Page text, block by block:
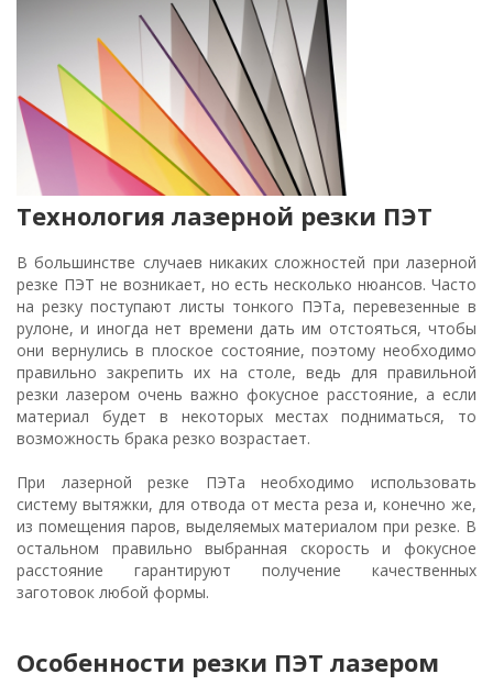
Технология лазерной резки ПЭТ
В большинстве случаев никаких сложностей при лазерной
резке ПЭТ не возникает, но есть несколько нюансов. Часто
на резку поступают листы тонкого ПЭТа, перевезенные в
рулоне, и иногда нет времени дать им отстояться, чтобы
они вернулись в плоское состояние, поэтому необходимо
правильно закрепить их на столе, ведь для правильной
резки лазером очень важно фокусное расстояние, а если
материал будет в некоторых местах подниматься, то
возможность брака резко возрастает.
При лазерной резке ПЭТа необходимо использовать
систему вытяжки, для отвода от места реза и, конечно же,
из помещения паров, выделяемых материалом при резке. В
остальном правильно выбранная скорость и фокусное
расстояние гарантируют получение качественных
заготовок любой формы.
Особенности резки ПЭТ лазером